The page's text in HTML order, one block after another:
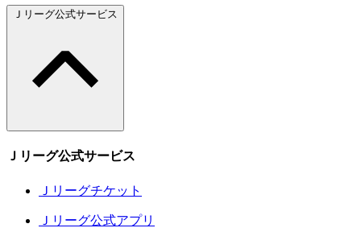
Ｊリーグ公式サービス
Ｊリーグ公式サービス
Ｊリーグチケット
Ｊリーグ公式アプリ